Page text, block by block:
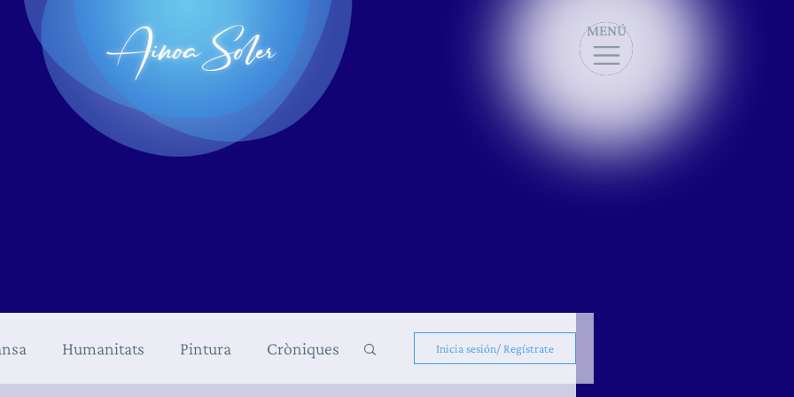
MENÚ
Humanitats Pintura Cròniques Inicia sesión/ Regístrate